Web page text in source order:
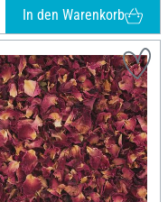
In den Warenkorb